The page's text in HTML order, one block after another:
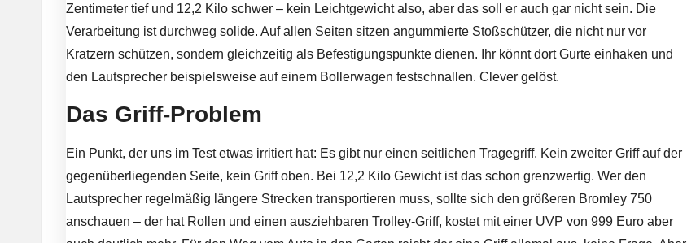
Zentimeter tief und 12,2 Kilo schwer – kein Leichtgewicht also, aber das soll er auch gar nicht sein. Die
Verarbeitung ist durchweg solide. Auf allen Seiten sitzen angummierte Stoßschützer, die nicht nur vor
Kratzern schützen, sondern gleichzeitig als Befestigungspunkte dienen. Ihr könnt dort Gurte einhaken und
den Lautsprecher beispielsweise auf einem Bollerwagen festschnallen. Clever gelöst.
Das Griff-Problem
Ein Punkt, der uns im Test etwas irritiert hat: Es gibt nur einen seitlichen Tragegriff. Kein zweiter Griff auf der
gegenüberliegenden Seite, kein Griff oben. Bei 12,2 Kilo Gewicht ist das schon grenzwertig. Wer den
Lautsprecher regelmäßig längere Strecken transportieren muss, sollte sich den größeren Bromley 750
anschauen – der hat Rollen und einen ausziehbaren Trolley-Griff, kostet mit einer UVP von 999 Euro aber